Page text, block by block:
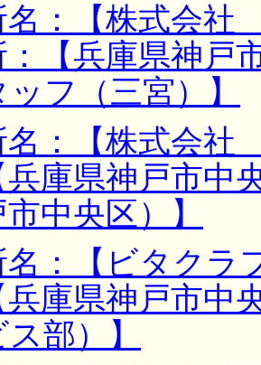
名：【株式会
：【兵庫県神戸
ッフ（三宮）】
名：【株式会
兵庫県神戸市中
市中央区）】
名：【ビタク
兵庫県神戸市中
部）】